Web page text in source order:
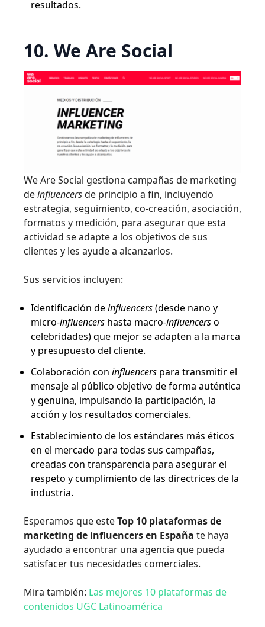
resultados.
10. We Are Social
We Are Social gestiona campañas de marketing
deinfluencersde principio a fin, incluyendo
estrategia, seguimiento, co-creación, asociación,
formatos y medición, para asegurar que esta
actividad se adapte a los objetivos de sus
clientes y les ayude a alcanzarlos.
Sus servicios incluyen:
Identificación deinfluencers(desde nano y
micro-influencers hasta macro-influencerso
celebridades) que mejor se adapten a la marca
y presupuesto del cliente.
Colaboración con influencers para transmitir el
mensaje al público objetivo de forma auténtica
y genuina, impulsando la participación, la
acción y los resultados comerciales.
Establecimiento de los estándares más éticos
en el mercado para todas sus campañas,
creadas con transparencia para asegurar el
respeto y cumplimiento de las directrices de la
industria.
Esperamos que esteTop 10 plataformas de
marketing de influencers en España te haya
ayudado a encontrar una agencia que pueda
satisfacer tus necesidades comerciales.
Mira también: Las mejores 10 plataformas de
contenidos UGC Latinoamérica